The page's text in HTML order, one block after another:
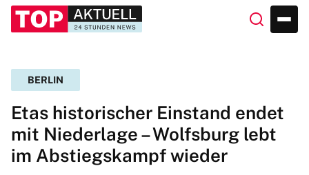
BERLIN
Etas historischer Einstand endet
mit Niederlage – Wolfsburg lebt
im Abstiegskampf wieder